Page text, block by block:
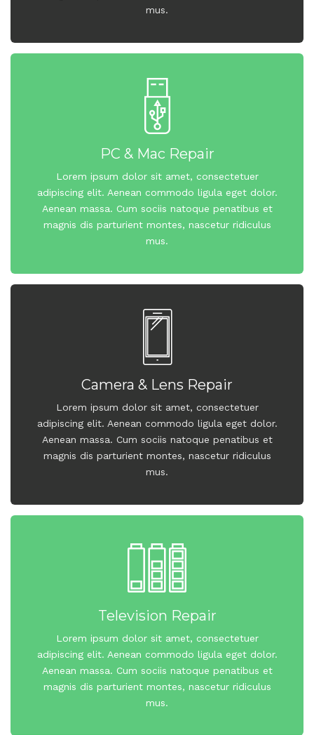
mus.
PC & Mac Repair
Lorem ipsum dolor sit amet, consectetuer
adipiscing elit. Aenean commodo ligula eget dolor.
Aenean massa. Cum sociis natoque penatibus et
magnis dis parturient montes, nascetur ridiculus
mus.
Camera & Lens Repair
Lorem ipsum dolor sit amet, consectetuer
adipiscing elit. Aenean commodo ligula eget dolor.
Aenean massa. Cum sociis natoque penatibus et
magnis dis parturient montes, nascetur ridiculus
mus.
Television Repair
Lorem ipsum dolor sit amet, consectetuer
adipiscing elit. Aenean commodo ligula eget dolor.
Aenean massa. Cum sociis natoque penatibus et
magnis dis parturient montes, nascetur ridiculus
mus.